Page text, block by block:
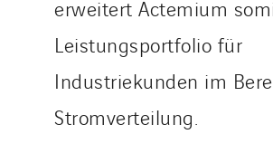
erweitert Actemium
Leistungsportfolio für
Industriekunden im
Stromverteilung.
Romania
Slovakia
Sweden
Switzerland